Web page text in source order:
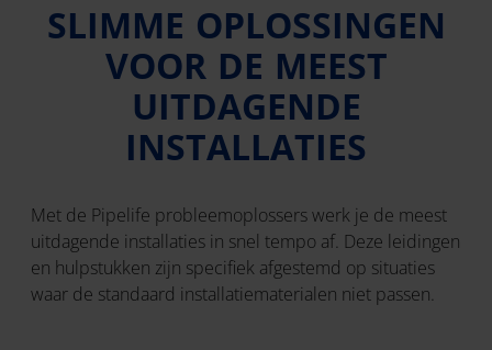
SLIMME OPLOSSINGEN
VOOR DE MEEST
UITDAGENDE
INSTALLATIES
Met de Pipelife probleemoplossers werk je de meest
uitdagende installaties in snel tempo af. Deze leidingen
en hulpstukken zijn specifiek afgestemd op situaties
waar de standaard installatiematerialen niet passen.